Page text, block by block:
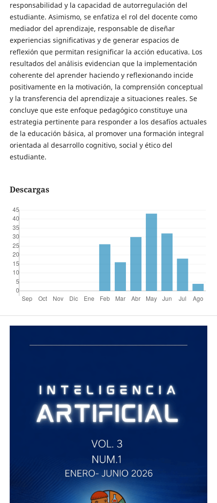
responsabilidad y la capacidad de autorregulación del
estudiante. Asimismo, se enfatiza el rol del docente como
mediador del aprendizaje, responsable de diseñar
experiencias significativas y de generar espacios de
reflexión que permitan resignificar la acción educativa. Los
resultados del análisis evidencian que la implementación
coherente del aprender haciendo y reflexionando incide
positivamente en la motivación, la comprensión conceptual
y la transferencia del aprendizaje a situaciones reales. Se
concluye que este enfoque pedagógico constituye una
estrategia pertinente para responder a los desafíos actuales
de la educación básica, al promover una formación integral
orientada al desarrollo cognitivo, social y ético del
estudiante.
Descargas